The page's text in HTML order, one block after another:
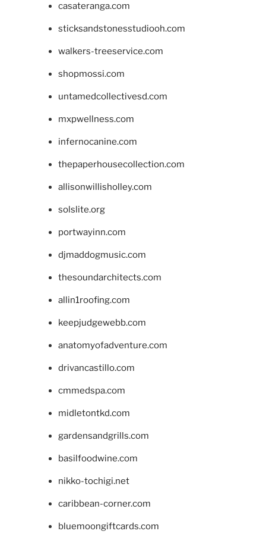
casateranga.com
sticksandstonesstudiooh.com
walkers-treeservice.com
shopmossi.com
untamedcollectivesd.com
mxpwellness.com
infernocanine.com
thepaperhousecollection.com
allisonwillisholley.com
solslite.org
portwayinn.com
djmaddogmusic.com
thesoundarchitects.com
allin1roofing.com
keepjudgewebb.com
anatomyofadventure.com
drivancastillo.com
cmmedspa.com
midletontkd.com
gardensandgrills.com
basilfoodwine.com
nikko-tochigi.net
caribbean-corner.com
bluemoongiftcards.com